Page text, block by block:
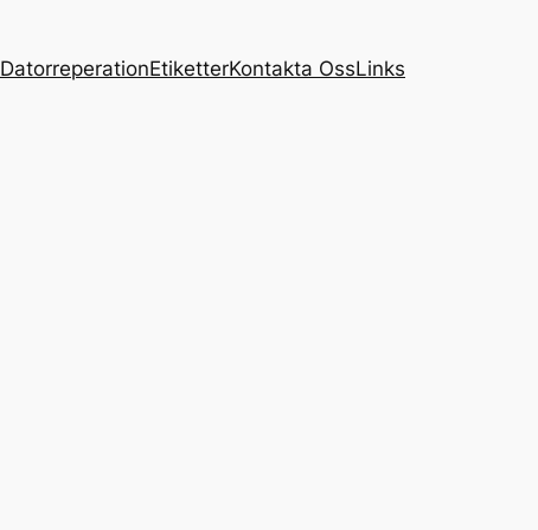
DatorreperationEtiketterKontakta OssLinks